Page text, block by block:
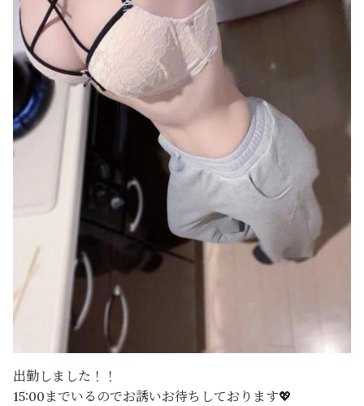
出勤しました！！
15:00までいるのでお誘いお待ちしております💖